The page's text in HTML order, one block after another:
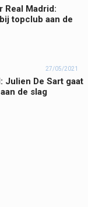
Real Madrid:
topclub aan de
27/05/2021
Julien De Sart gaat
de slag